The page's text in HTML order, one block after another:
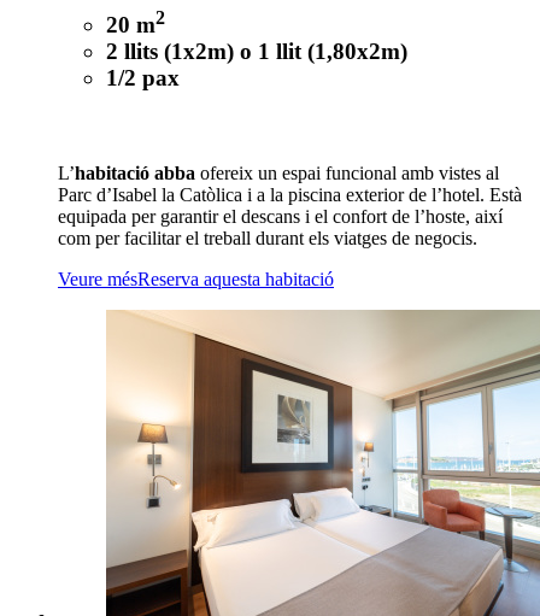
20 m2
2 llits (1x2m) o 1 llit (1,80x2m)
1/2 pax
L’habitació abba ofereix un espai funcional amb vistes al
Parc d’Isabel la Catòlica i a la piscina exterior de l’hotel. Està
equipada per garantir el descans i el confort de l’hoste, així
com per facilitar el treball durant els viatges de negocis.
Veure mésReserva aquesta habitació